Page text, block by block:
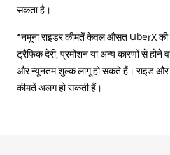
सकता है।
*नमूना राइडर कीमतें केवल औसत UberX की
ट्रैफिक देरी, प्रमोशन या अन्य कारणों से होने
और न्यूनतम शुल्क लागू हो सकते हैं। राइड और
कीमतें अलग हो सकती हैं।